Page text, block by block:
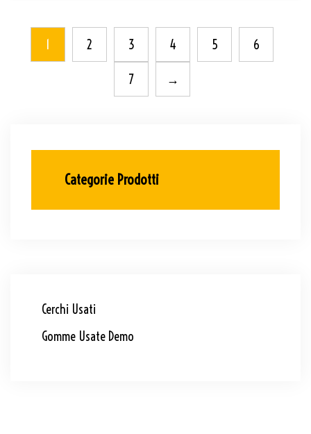
1 2 3 4 5 6
7 →
Categorie Prodotti
Cerchi Usati
Gomme Usate Demo